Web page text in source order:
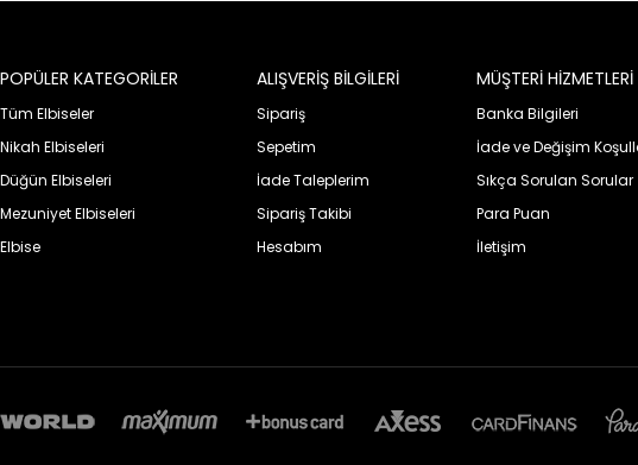
POPÜLER KATEGORİLER
Tüm Elbiseler
Nikah Elbiseleri
Düğün Elbiseleri
Mezuniyet Elbiseleri
Elbise
ALIŞVERİŞ BİLGİLERİ
Sipariş
Sepetim
İade Taleplerim
Sipariş Takibi
Hesabım
MÜŞTERİ HİZMETLERİ
Banka Bilgileri
İade ve Değişim
Sıkça Sorulan Sorular
Para Puan
İletişim